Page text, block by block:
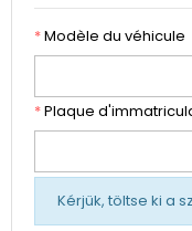
*Modèle du véhicule
*Plaque
Kérjük, töltse ki a